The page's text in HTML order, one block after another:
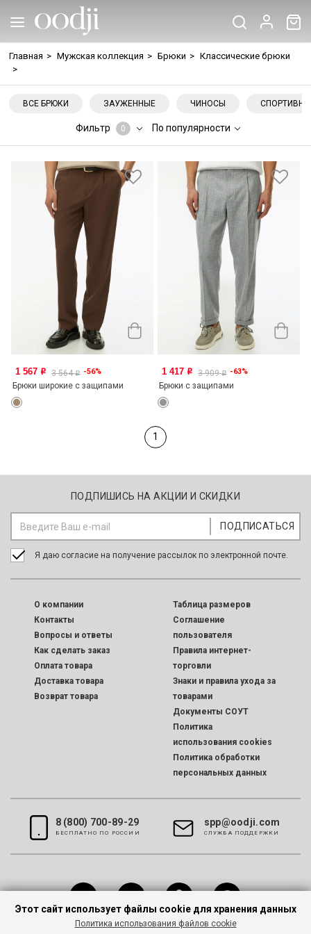
Главная > Мужская коллекция > Брюки > Классические брюки
>
ВСЕ БРЮКИ ЗАУЖЕННЫЕ ЧИНОСЫ
Фильтр 0 По популярности
1 567 o 3 564o -56%
Брюки широкие с защипами
1 417 o 3 909o -63%
Брюки с защипами
1
ПОДПИШИСЬ НА АКЦИИ И СКИДКИ
Я даю согласие на получение рассылок по электронной почте.
O компании
Контакты
Вопросы и ответы
Как сделать заказ
Оплата товара
Доставка товара
Возврат товара
Таблица размеров
Соглашение
пользователя
Правила интернет-
торговли
Знаки и правила ухода за
товарами
Документы СОУТ
Политика
использования cookies
Политика обработки
персональных данных
8 (800) 700-89-29
БЕСПЛАТНО ПО РОССИИ
spp@oodji.com
CЛУЖБА ПОДДЕРЖКИ
Этот сайт использует файлы cookie для хранения данных
Политика использования файлов cookie